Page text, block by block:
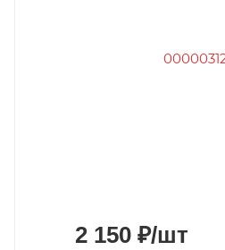
2 150 ₽/шт